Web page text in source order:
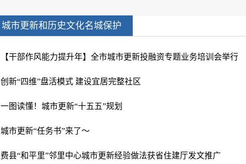
城市更新和历史文化名城保护
【干部作风能力提升年】全市城市更新投融资专题业务培训会举行
创新“四维”盘活模式 建设宜居完整社区
一图读懂！城市更新“十五五”规划
城市更新“任务书”来了～
费县“和平里”邻里中心城市更新经验做法获省住建厅发文推广